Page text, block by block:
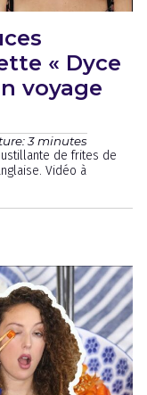
« Dyce
voyage
3 minutes
de frites de
Vidéo à